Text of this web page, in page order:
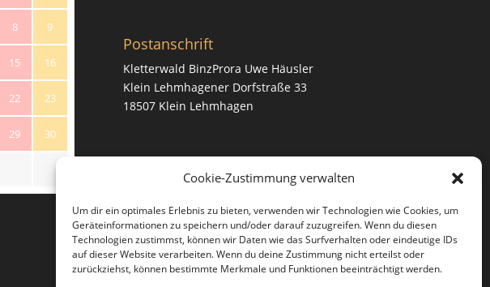
Cookie-Zustimmung verwalten
Um dir ein optimales Erlebnis zu bieten, verwenden wir Technologien wie Cookies, um
Geräteinformationen zu speichern und/oder darauf zuzugreifen. Wenn du diesen
Technologien zustimmst, können wir Daten wie das Surfverhalten oder eindeutige IDs
auf dieser Website verarbeiten. Wenn du deine Zustimmung nicht erteilst oder
zurückziehst, können bestimmte Merkmale und Funktionen beeinträchtigt werden.
8 9
15 16
22 23
29 30
Postanschrift
Kletterwald BinzProra Uwe Häusler
Klein Lehmhagener Dorfstraße 33
18507 Klein Lehmhagen